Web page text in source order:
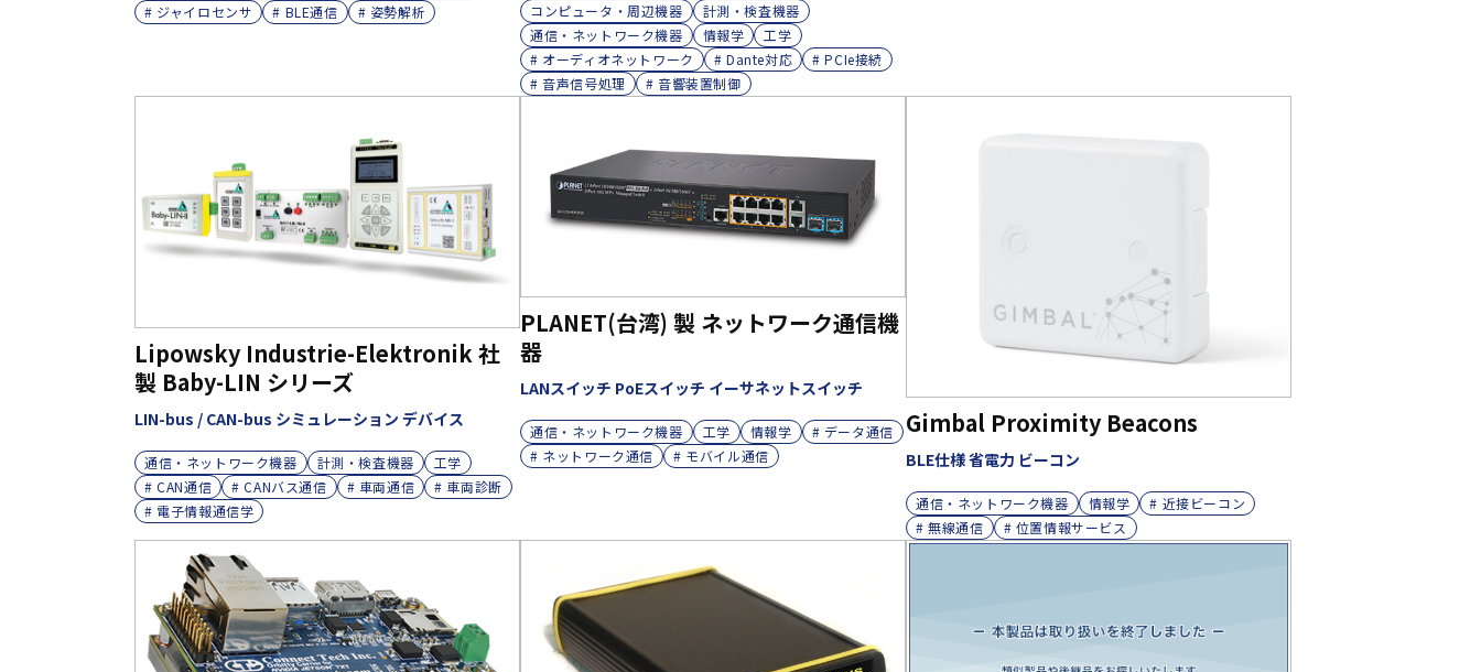
# ジャイロセンサ
# BLE通信 # 姿勢解析 コンピュータ・周辺機器
計測・検査機器
通信・ネットワーク機器
情報学
工学
# オーディオネットワーク
# Dante対応
# PCIe接続
# 音声信号処理
# 音響装置制御
Lipowsky Industrie-Elektronik 社
製 Baby-LIN シリーズ
LIN-bus / CAN-bus シミュレーション デバイス
通信・ネットワーク機器 計測・検査機器
工学
# CAN通信
# CANバス通信 # 車両通信
# 車両診断
# 電子情報通信学
PLANET(台湾) 製 ネットワーク通信機
器
LANスイッチ PoEスイッチ イーサネットスイッチ
通信・ネットワーク機器 工学 情報学
# データ通信
# ネットワーク通信
# モバイル通信
Gimbal Proximity Beacons
BLE仕様 省電力 ビーコン
通信・ネットワーク機器 情報学
# 近接ビーコン
# 無線通信
# 位置情報サービス